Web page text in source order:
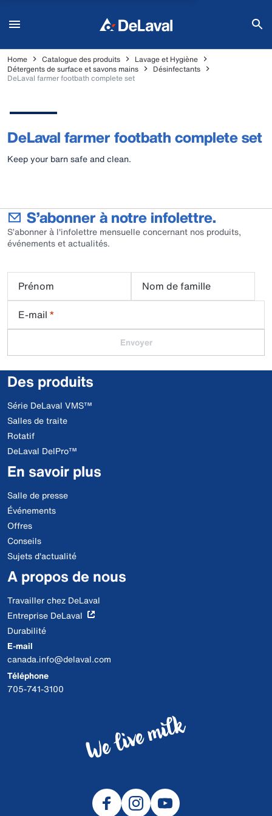
Home Catalogue des produits
Lavage et Hygiène
Détergents de surface et savons mains
Désinfectants
DeLaval farmer footbath complete set
DeLaval farmer footbath complete set
Keep your barn safe and clean.
S’abonner à notre infolettre.
S’abonner à l'infolettre mensuelle concernant nos produits,
événements et actualités.
Prénom
Nom de famille
E-mail *
Envoyer
Des produits
Série DeLaval VMS™
Salles de traite
Rotatif
DeLaval DelPro™
En savoir plus
Salle de presse
Événements
Offres
Conseils
Sujets d'actualité
A propos de nous
Travailler chez DeLaval
Entreprise DeLaval
Durabilité
E-mail
canada.info@delaval.com
Téléphone
705-741-3100